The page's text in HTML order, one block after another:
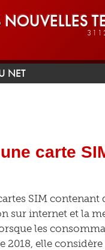
NOUVELLES
NET
carte
SIM contenant
sur internet et la
les
2018, elle